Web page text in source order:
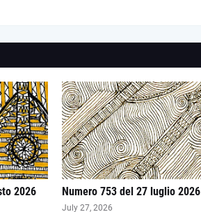
2026 Numero 753 del 27 luglio 2026
July 27, 2026